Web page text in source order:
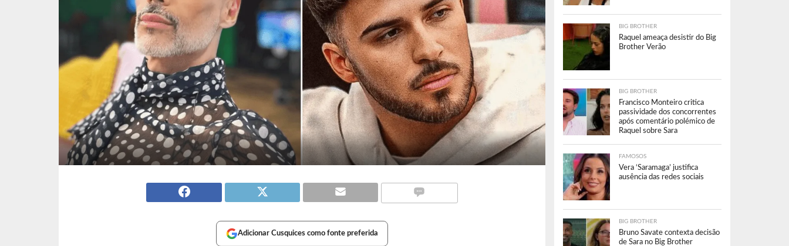
Adicionar Cusquices como fonte preferida
BIG BROTHER
Raquel ameaça desistir do Big
Brother Verão
BIG BROTHER
Francisco Monteiro critica
passividade dos concorrentes
após comentário polémico de
Raquel sobre Sara
FAMOSOS
Vera ‘Saramaga’ justifica
ausência das redes sociais
BIG BROTHER
Bruno Savate contexta decisão
de Sara no Big Brother